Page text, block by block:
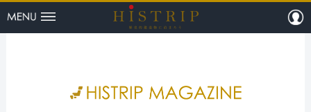
HISTRIP（